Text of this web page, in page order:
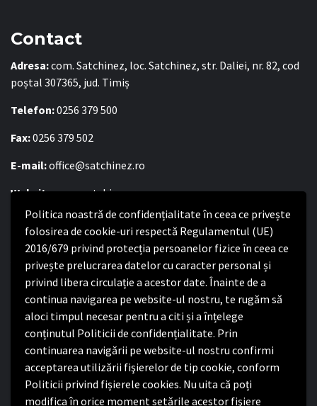
Politica noastră de confidențialitate în ceea ce privește
folosirea de cookie-uri respectă Regulamentul (UE)
2016/679 privind protecția persoanelor fizice în ceea ce
privește prelucrarea datelor cu caracter personal și
privind libera circulație a acestor date. Înainte de a
continua navigarea pe website-ul nostru, te rugăm să
aloci timpul necesar pentru a citi și a înțelege
conținutul Politicii de confidențialitate. Prin
continuarea navigării pe website-ul nostru confirmi
acceptarea utilizării fişierelor de tip cookie, conform
Politicii privind fișierele cookies. Nu uita că poți
modifica în orice moment setările acestor fişiere
Contact
Adresa:com. Satchinez, loc. Satchinez, str. Daliei, nr. 82, cod
poștal 307365, jud. Timiș
Telefon:0256 379 500
Fax:0256 379 502
E-mail:office@satchinez.ro
Website:www.satchinez.ro
Program cu publicul:
Luni – Joi:8:00-16:30
Vineri:8:00 – 14:00
Politica de confidențialitate
Politica de confidențialitate
Nota de informare privind implementarea Regulamentului
(UE) 2016/679
Termeni și condiții de utilizare website